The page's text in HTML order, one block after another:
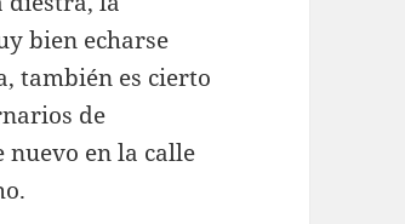
bien echarse
también es cierto
de
nuevo en la calle